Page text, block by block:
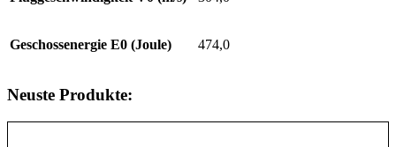
Geschossenergie E0 (Joule) 474,0
Neuste Produkte: